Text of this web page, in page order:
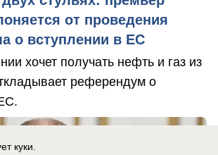
от проведения
о вступлении в ЕС
хочет получать нефть и газ из
референдум о
куки.